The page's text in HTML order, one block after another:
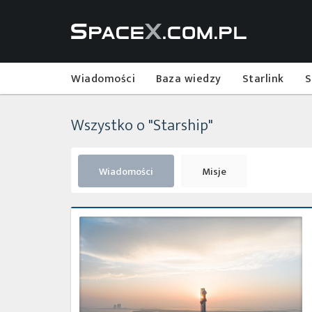
Wiadomości Baza wiedzy Starlink
Wszystko o "Starship"
Wiadomości Misje
Pierwszy
zintegrowany
lot
testowy
rakiety
Starship